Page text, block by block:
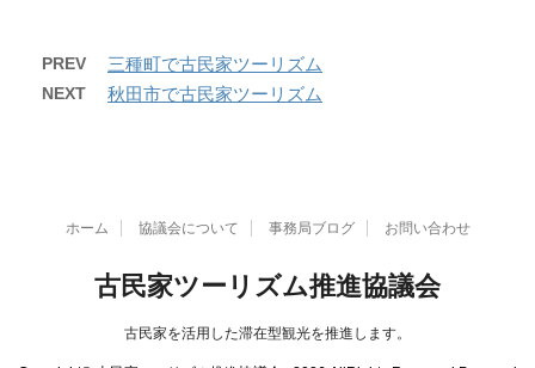
PREV 三種町で古民家ツーリズム
NEXT 秋田市で古民家ツーリズム
ホーム 協議会について 事務局ブログ お問い合わせ
古民家ツーリズム推進協議会
古民家を活用した滞在型観光を推進します。